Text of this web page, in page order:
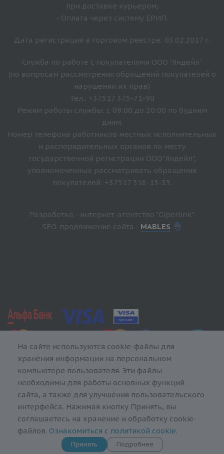
при доставке курьером;
- Оплата через систему ЕРИП.
Дата регистрации в торговом реестре: 03.02.2017 г.
Служба по работе с покупателями ООО "Яндейл"
(по вопросам рассмотрения обращений покупателей о
нарушении их прав)
Тел.: +37517 375-71-90
Режим работы службы: с 09:00 до 20:00 по будним
дням.
Номер телефона работников местных исполнительных
и распорядительных органов по месту
государственной регистрации ООО"Яндейл",
уполномоченных рассматривать обращения
покупателей: +37517 318-13-33.
Разработка - интернет-агентство "Giperlink"
SEO-продвижение сайта - MABLES
На сайте используются cookie-файлы для
хранения информации на персональном
компьютере пользователя. Эти файлы
необходимы для работы основных функций
сайта, а также для улучшения пользовательского
интерфейса. Нажимая кнопку Принять, вы
соглашаетесь на хранение и обработку cookie-
файлов. Ознакомиться с политикой cookie.
Принять Подробнее